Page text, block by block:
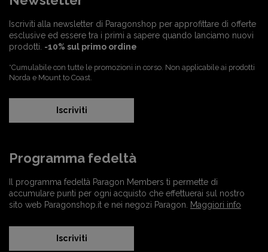
Iscriviti alla newsletter di Paragonshop per approfittare di offerte
esclusive ed essere tra i primi a sapere quando lanciamo nuovi
prodotti. -10% sul primo ordine
*Cumulabile con tutte le promozioni in corso. Non applicabile ai prodotti
Norda e Mount to Coast.
Iscriviti
Programma fedeltà
Il programma fedeltà Paragon Members ti permette di
accumulare punti per ogni acquisto che effettuerai sul nostro
sito web Paragonshop.it e nei negozi Paragon.
Maggiori info
Iscriviti